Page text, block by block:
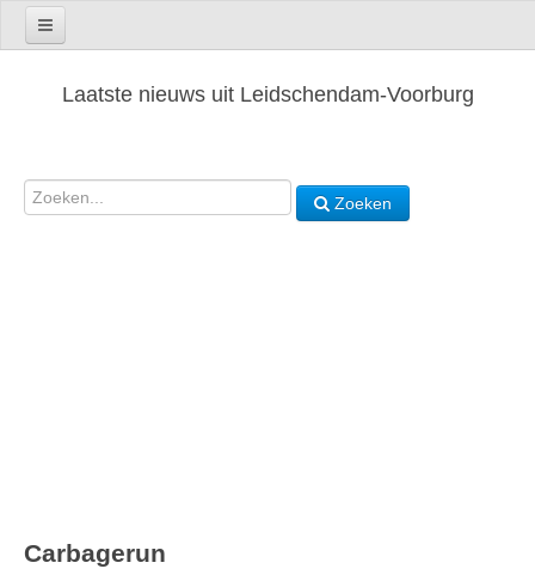
Laatste nieuws uit Leidschendam-Voorburg
Zoeken
Carbagerun